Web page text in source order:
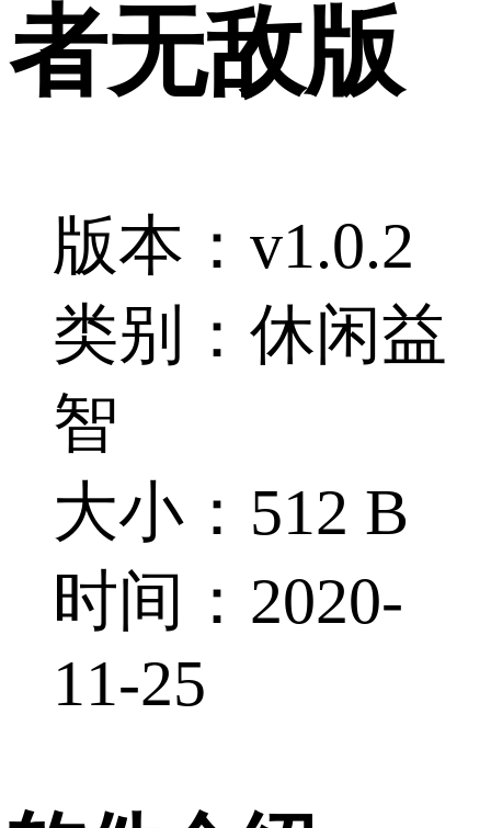
者无敌版
版本：v1.0.2
类别：休闲益
智
大小：512 B
时间：2020-
11-25